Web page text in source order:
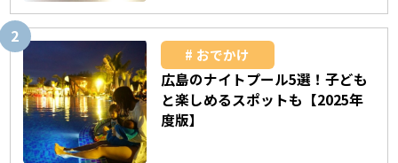
おでかけ
広島のナイトプール5選！子ども
と楽しめるスポットも【2025年
度版】